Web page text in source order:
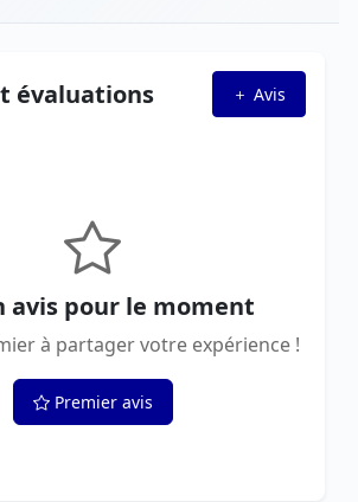
évaluations Avis
avis pour le moment
à partager votre expérience !
Premier avis